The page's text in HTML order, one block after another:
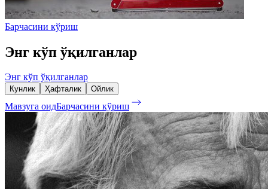
Барчасини кўриш
Энг кўп ўқилганлар
Энг кўп ўқилганлар
Кунлик Ҳафталик Ойлик
Мавзуга оидБарчасини кўриш